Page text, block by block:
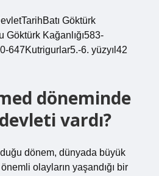
Göktürk
Göktürk Kağanlığı583-
647Kutrigurlar5.-6. yüzyıl42
döneminde
vardı?
dönem, dünyada büyük
olayların yaşandığı bir